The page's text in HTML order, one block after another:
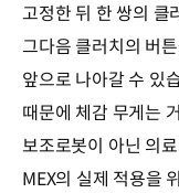
고정한 뒤 한 쌍의 클
그다음 클러치의 버
앞으로 나아갈 수 있
때문에 체감 무게는
보조로봇이 아닌 의
MEX의 실제 적용을